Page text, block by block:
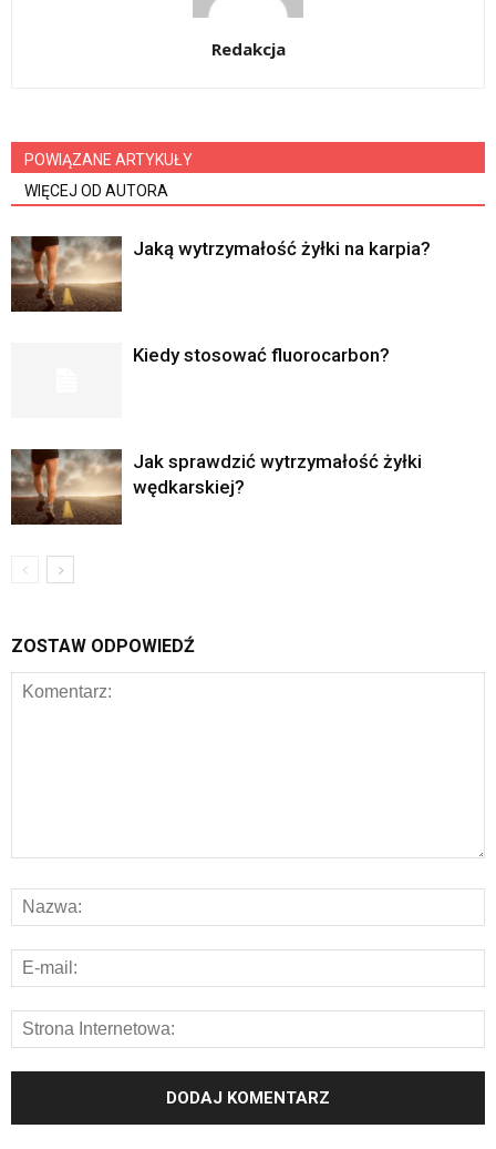
Redakcja
POWIĄZANE ARTYKUŁY
WIĘCEJ OD AUTORA
Jaką wytrzymałość żyłki na karpia?
Kiedy stosować fluorocarbon?
Jak sprawdzić wytrzymałość żyłki
wędkarskiej?
ZOSTAW ODPOWIEDŹ